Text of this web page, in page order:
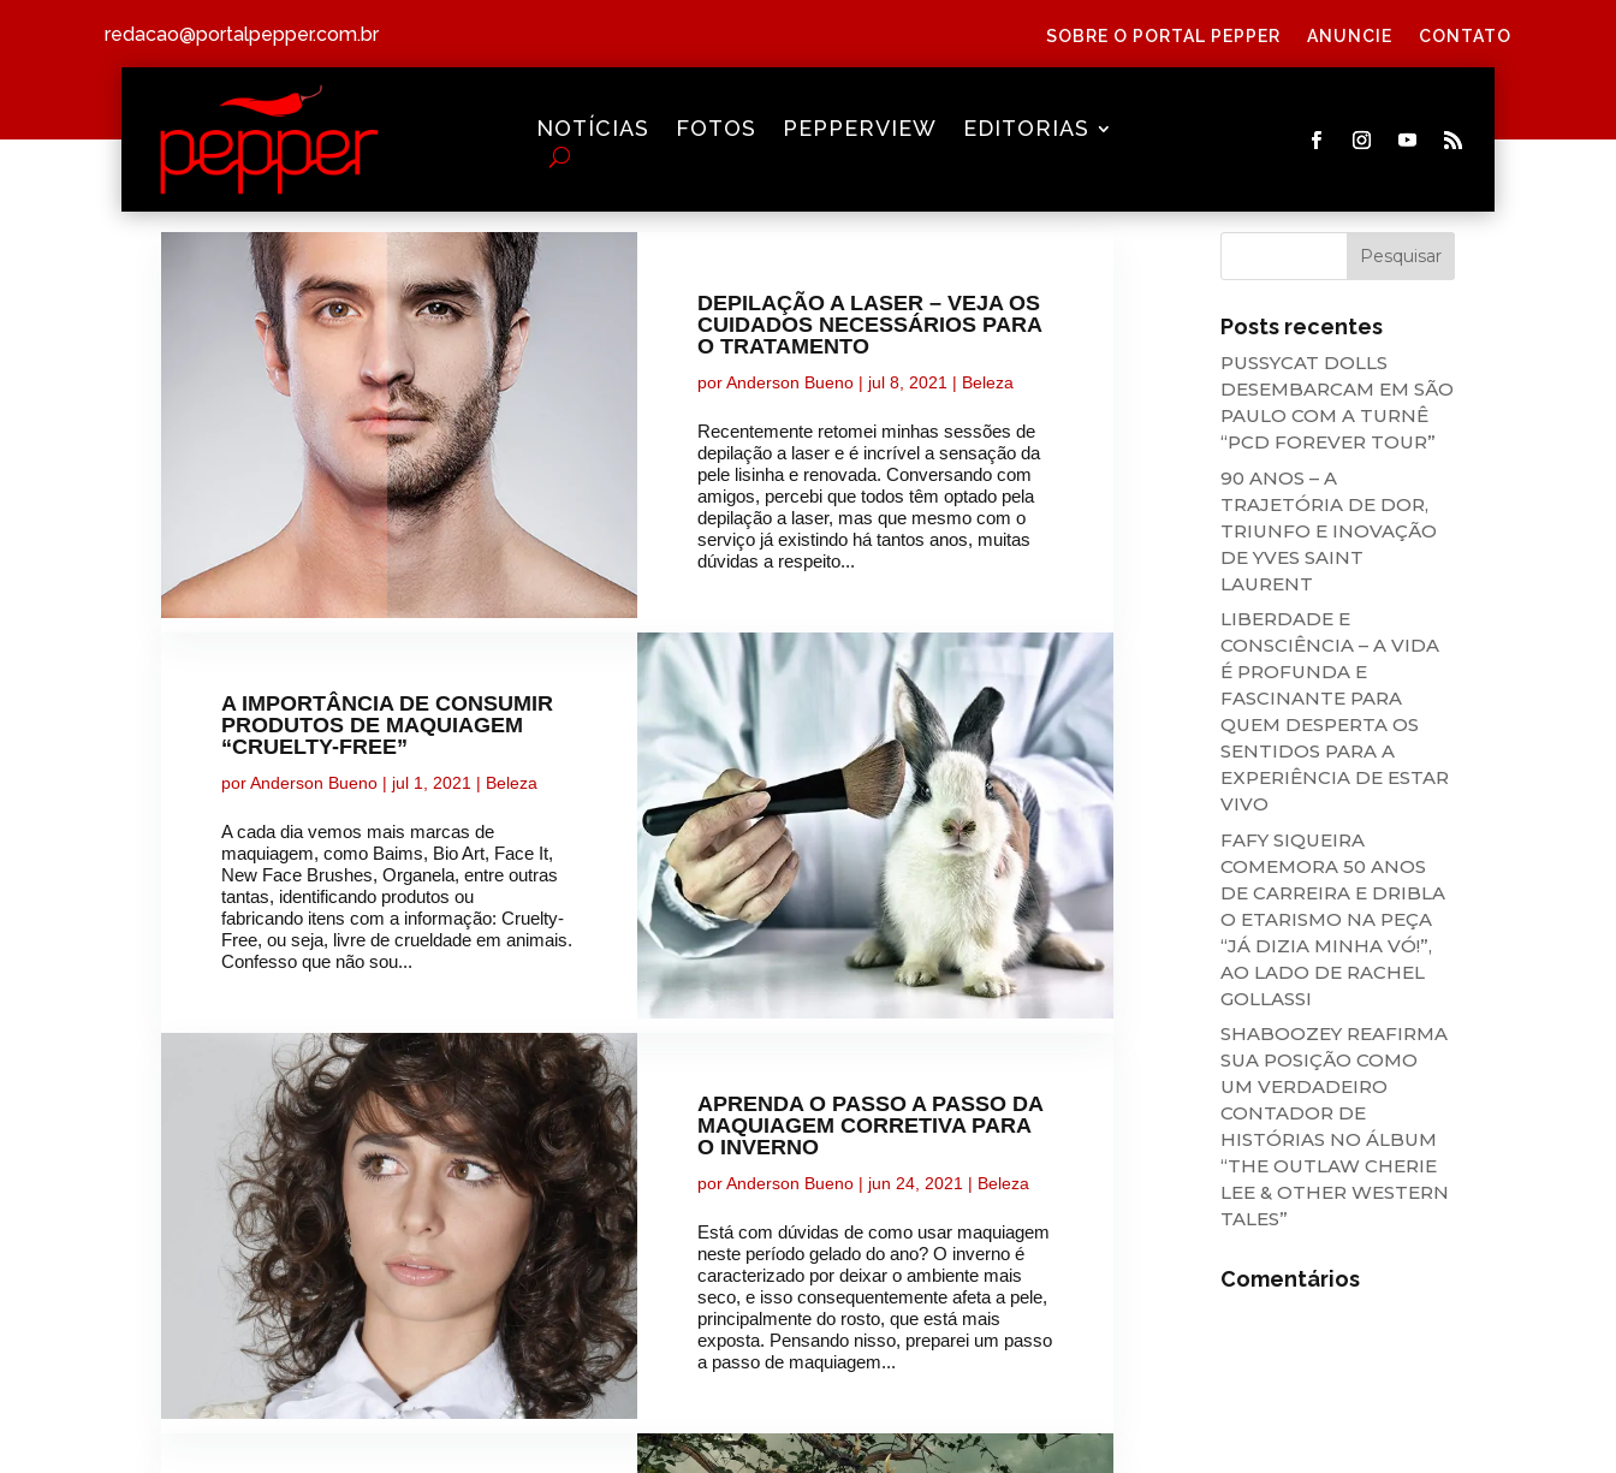
redacao@portalpepper.com.br SOBRE O PORTAL PEPPER ANUNCIE CONTATO
NOTÍCIAS FOTOS PEPPERVIEW EDITORIAS
DEPILAÇÃO A LASER – VEJA OS
CUIDADOS NECESSÁRIOS PARA
O TRATAMENTO
porAnderson Bueno | jul 8, 2021 | Beleza
Recentemente retomei minhas sessões de
depilação a laser e é incrível a sensação da
pele lisinha e renovada. Conversando com
amigos, percebi que todos têm optado pela
depilação a laser, mas que mesmo com o
serviço já existindo há tantos anos, muitas
dúvidas a respeito...
A IMPORTÂNCIA DE CONSUMIR
PRODUTOS DE MAQUIAGEM
“CRUELTY-FREE”
porAnderson Bueno | jul 1, 2021 | Beleza
A cada dia vemos mais marcas de
maquiagem, como Baims, Bio Art, Face It,
New Face Brushes, Organela, entre outras
tantas, identificando produtos ou
fabricando itens com a informação: Cruelty-
Free, ou seja, livre de crueldade em animais.
Confesso que não sou...
APRENDA O PASSO A PASSO DA
MAQUIAGEM CORRETIVA PARA
O INVERNO
porAnderson Bueno | jun 24, 2021 | Beleza
Está com dúvidas de como usar maquiagem
neste período gelado do ano? O inverno é
caracterizado por deixar o ambiente mais
seco, e isso consequentemente afeta a pele,
principalmente do rosto, que está mais
exposta. Pensando nisso, preparei um passo
a passo de maquiagem...
Posts recentes
PUSSYCAT DOLLS
DESEMBARCAM EM SÃO
PAULO COM A TURNÊ
“PCD FOREVER TOUR”
90 ANOS – A
TRAJETÓRIA DE DOR,
TRIUNFO E INOVAÇÃO
DE YVES SAINT
LAURENT
LIBERDADE E
CONSCIÊNCIA – A VIDA
É PROFUNDA E
FASCINANTE PARA
QUEM DESPERTA OS
SENTIDOS PARA A
EXPERIÊNCIA DE ESTAR
VIVO
FAFY SIQUEIRA
COMEMORA 50 ANOS
DE CARREIRA E DRIBLA
O ETARISMO NA PEÇA
“JÁ DIZIA MINHA VÓ!”,
AO LADO DE RACHEL
GOLLASSI
SHABOOZEY REAFIRMA
SUA POSIÇÃO COMO
UM VERDADEIRO
CONTADOR DE
HISTÓRIAS NO ÁLBUM
“THE OUTLAW CHERIE
LEE & OTHER WESTERN
TALES”
Comentários